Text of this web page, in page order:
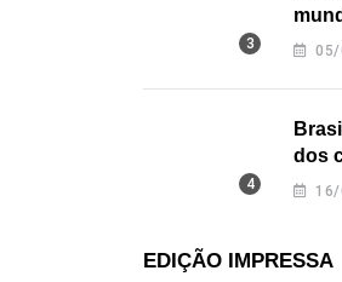
dos
EDIÇÃO IMPRESSA